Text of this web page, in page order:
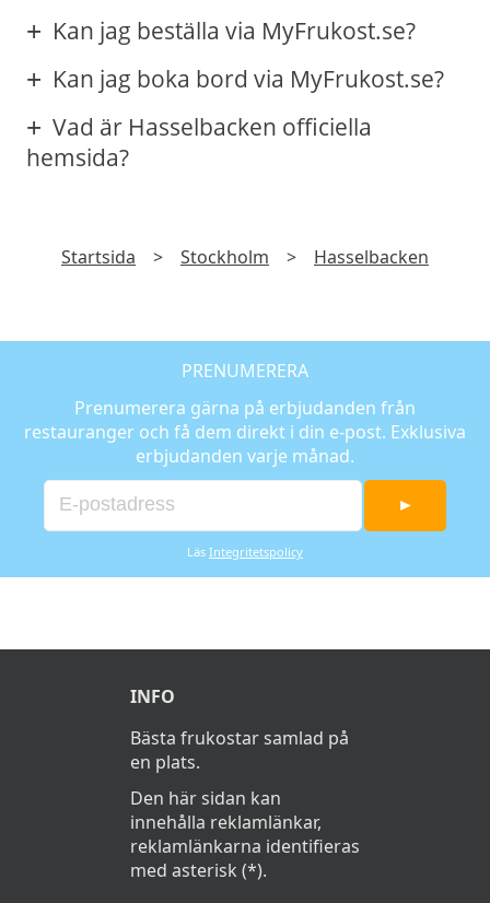
Kan jag beställa via MyFrukost.se?
Kan jag boka bord via MyFrukost.se?
Vad är Hasselbacken officiella
hemsida?
Startsida > Stockholm > Hasselbacken
PRENUMERERA
Prenumerera gärna på erbjudanden från
restauranger och få dem direkt i din e-post. Exklusiva
erbjudanden varje månad.
►
Läs Integritetspolicy
INFO
Bästa frukostar samlad på
en plats.
Den här sidan kan
innehålla reklamlänkar,
reklamlänkarna identifieras
med asterisk (*).